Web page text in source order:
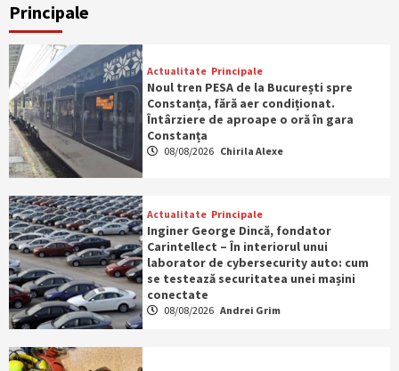
Principale
Actualitate Principale
Noul tren PESA de la București spre
Constanța, fără aer condiționat.
Întârziere de aproape o oră în gara
Constanța
08/08/2026 Chirila Alexe
Actualitate Principale
Inginer George Dincă, fondator
Carintellect – În interiorul unui
laborator de cybersecurity auto: cum
se testează securitatea unei mașini
conectate
08/08/2026 Andrei Grim